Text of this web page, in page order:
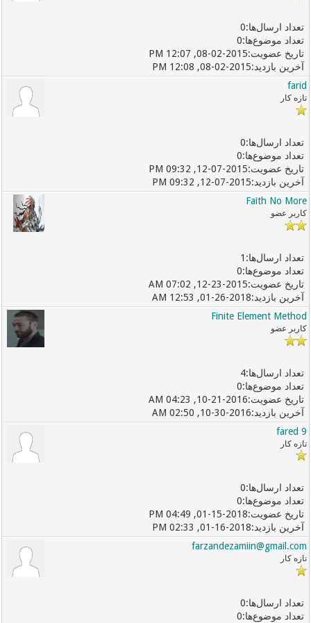
0
0
08-02-2015, 12:07 PM
08-02-2015, 12:08 PM
farid
تازه کار
0
0
12-07-2015, 09:32 PM
12-07-2015, 09:32 PM
Faith No More
کاربر عضو
1
0
12-23-2015, 07:02 AM
01-26-2018, 12:53 AM
Finite Element Method
کاربر عضو
4
0
10-21-2016, 04:23 AM
10-30-2016, 02:50 AM
fared 9
تازه کار
0
0
01-15-2018, 04:49 PM
01-16-2018, 02:33 PM
farzandezamiin@gmail.com
تازه کار
0
0